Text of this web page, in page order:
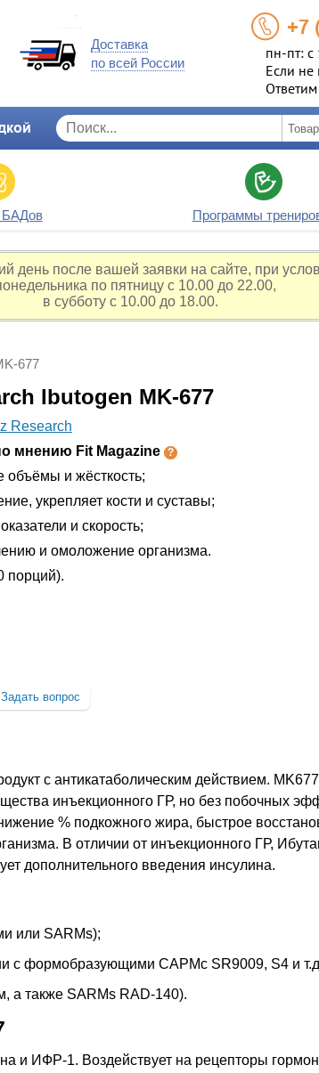
Доставка
по всей России
+7
пн-пт:
Если не
Программы
день после вашей заявки на сайте, при
по пятницу с 10.00 до 22.00,
в субботу с 10.00 до 18.00.
677
Ibutogen MK-677
Research
мнению Fit Magazine
и жёсткость;
укрепляет кости и суставы;
и скорость;
и омоложение организма.
порций).
Задать вопрос
с антикатаболическим действием.
инъекционного ГР, но без побочных
% подкожного жира, быстрое
В отличии от инъекционного ГР,
дополнительного введения инсулина.
или SARMs);
с формобразующими САРМс SR9009, S4 и
а также SARMs RAD-140).
и ИФР-1. Воздействует на рецепторы